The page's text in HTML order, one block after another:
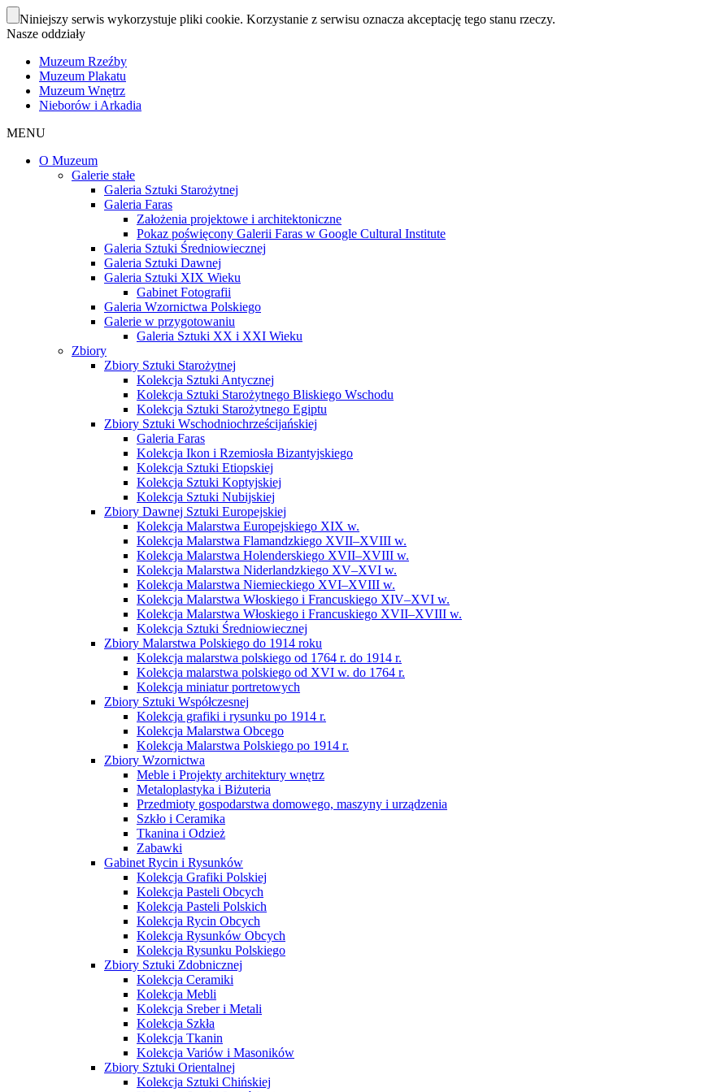
Niniejszy serwis wykorzystuje pliki cookie. Korzystanie z serwisu oznacza akceptację tego stanu rzeczy.
Nasze oddziały
Muzeum Rzeźby
Muzeum Plakatu
Muzeum Wnętrz
Nieborów i Arkadia
MENU
O Muzeum
Galerie stałe
Galeria Sztuki Starożytnej
Galeria Faras
Założenia projektowe i architektoniczne
Pokaz poświęcony Galerii Faras w Google Cultural Institute
Galeria Sztuki Średniowiecznej
Galeria Sztuki Dawnej
Galeria Sztuki XIX Wieku
Gabinet Fotografii
Galeria Wzornictwa Polskiego
Galerie w przygotowaniu
Galeria Sztuki XX i XXI Wieku
Zbiory
Zbiory Sztuki Starożytnej
Kolekcja Sztuki Antycznej
Kolekcja Sztuki Starożytnego Bliskiego Wschodu
Kolekcja Sztuki Starożytnego Egiptu
Zbiory Sztuki Wschodniochrześcijańskiej
Galeria Faras
Kolekcja Ikon i Rzemiosła Bizantyjskiego
Kolekcja Sztuki Etiopskiej
Kolekcja Sztuki Koptyjskiej
Kolekcja Sztuki Nubijskiej
Zbiory Dawnej Sztuki Europejskiej
Kolekcja Malarstwa Europejskiego XIX w.
Kolekcja Malarstwa Flamandzkiego XVII–XVIII w.
Kolekcja Malarstwa Holenderskiego XVII–XVIII w.
Kolekcja Malarstwa Niderlandzkiego XV–XVI w.
Kolekcja Malarstwa Niemieckiego XVI–XVIII w.
Kolekcja Malarstwa Włoskiego i Francuskiego XIV–XVI w.
Kolekcja Malarstwa Włoskiego i Francuskiego XVII–XVIII w.
Kolekcja Sztuki Średniowiecznej
Zbiory Malarstwa Polskiego do 1914 roku
Kolekcja malarstwa polskiego od 1764 r. do 1914 r.
Kolekcja malarstwa polskiego od XVI w. do 1764 r.
Kolekcja miniatur portretowych
Zbiory Sztuki Współczesnej
Kolekcja grafiki i rysunku po 1914 r.
Kolekcja Malarstwa Obcego
Kolekcja Malarstwa Polskiego po 1914 r.
Zbiory Wzornictwa
Meble i Projekty architektury wnętrz
Metaloplastyka i Biżuteria
Przedmioty gospodarstwa domowego, maszyny i urządzenia
Szkło i Ceramika
Tkanina i Odzież
Zabawki
Gabinet Rycin i Rysunków
Kolekcja Grafiki Polskiej
Kolekcja Pasteli Obcych
Kolekcja Pasteli Polskich
Kolekcja Rycin Obcych
Kolekcja Rysunków Obcych
Kolekcja Rysunku Polskiego
Zbiory Sztuki Zdobnicznej
Kolekcja Ceramiki
Kolekcja Mebli
Kolekcja Sreber i Metali
Kolekcja Szkła
Kolekcja Tkanin
Kolekcja Variów i Masoników
Zbiory Sztuki Orientalnej
Kolekcja Sztuki Chińskiej